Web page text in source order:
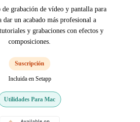
de grabación de vídeo y pantalla para
dar un acabado más profesional a
y grabaciones con efectos y
composiciones.
Suscripción
Incluida en Setapp
Utilidades Para Mac